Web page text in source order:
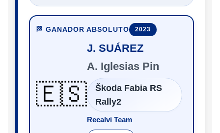
🏁 GANADOR ABSOLUTO 2023
🇪🇸
J. SUÁREZ
A. Iglesias Pin
Škoda Fabia RS
Rally2
Recalvi Team